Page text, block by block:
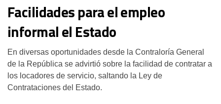
Facilidades para el empleo
informal el Estado
En diversas oportunidades desde la Contraloría General
de la República se advirtió sobre la facilidad de contratar a
los locadores de servicio, saltando la Ley de
Contrataciones del Estado.